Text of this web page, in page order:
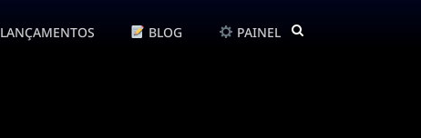
LANÇAMENTOS BLOG PAINEL